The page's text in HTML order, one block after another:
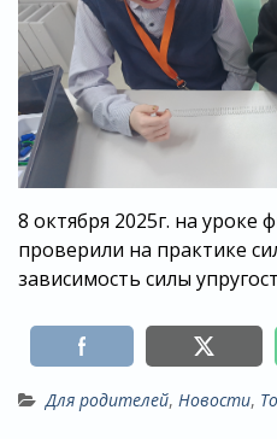
8 октября 2025г. на уроке
проверили на практике
зависимость силы
Для родителей, Новости,